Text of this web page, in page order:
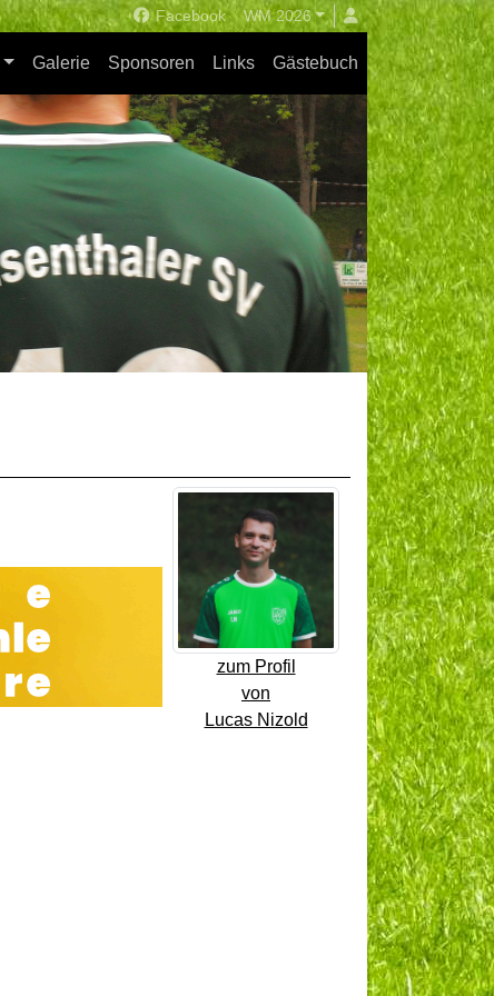
Facebook WM 2026
Galerie Sponsoren Links Gästebuch
zum Profil
von
Lucas Nizold